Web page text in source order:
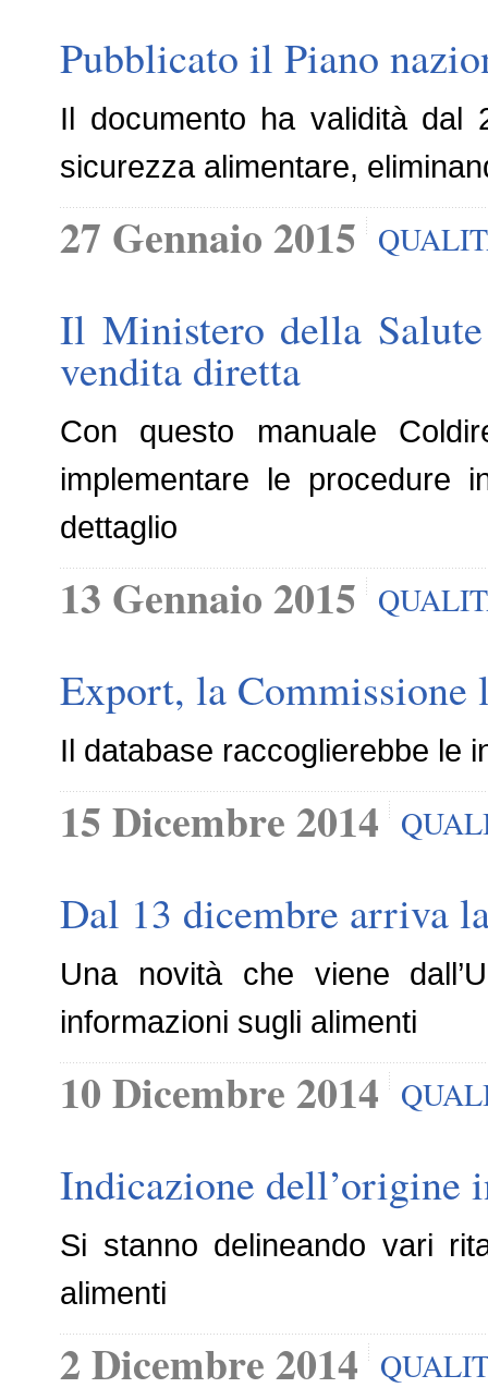
Pubblicato il Piano
Il documento ha validità dal
sicurezza alimentare,
27 Gennaio 2015
Il Ministero della
vendita diretta
Con questo manuale
implementare le procedure
dettaglio
13 Gennaio 2015
Export, la Commissione
Il database raccoglierebbe le
15 Dicembre 2014
Dal 13 dicembre arriva
Una novità che viene
informazioni sugli alimenti
10 Dicembre 2014
Indicazione dell’origine
Si stanno delineando vari
alimenti
2 Dicembre 2014